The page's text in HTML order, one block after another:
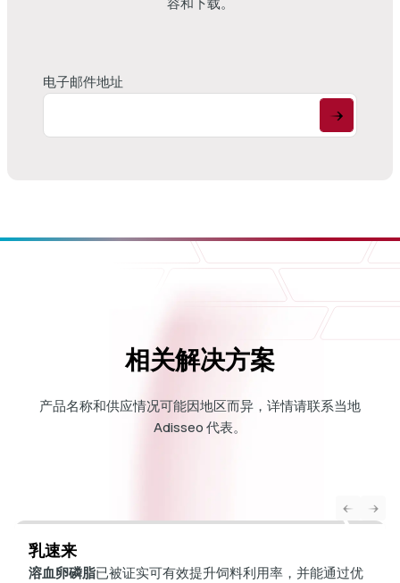
量来源。除了能量，卵磷脂还能为动物提供磷和胆碱。此外，卵
比之下，水解卵磷脂（溶血卵磷脂）只含有一种脂肪酸而不是两
种，亲水性更强，可促进水包油乳化。溶脂卵磷脂能将脂肪乳化
成更小的脂肪滴，从而增加表面积，使胰脂肪酶更容易对脂肪进
最近，在德国一家拥有研究设施的实用农场进行的一项试验中，
测试了力思美 对断奶后 35 天内断奶仔猪生产性能的影响。该产品
以水解卵磷脂为基础，每吨饲料使用 500 克。这些仔猪（实验
组）的生产性能与对照组的仔猪进行了比较，对照组的仔猪在饲
料中添加了相同的配方，但没有添加溶卵磷脂。
在整个试验期间，添加 500力思美 的益处显而易见。如表 1 所
示，断奶后通常观察到的胆汁酸和消化酶（尤其是脂肪酶）产量
电子邮件地址
相关解决方案
产品名称和供应情况可能因地区而异，详情请联系当地
Adisseo 代表。
乳速来
溶血卵磷脂已被证实可有效提升饲料利用率，并能通过优